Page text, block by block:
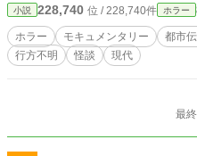
小説 228,740 位 / 228,740件 ホラー
ホラー モキュメンタリー 都市
行方不明
怪談 現代
最